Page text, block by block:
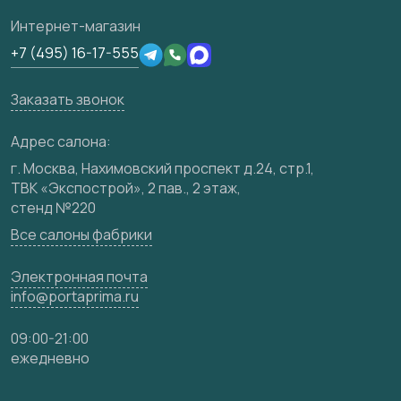
Техническая информация
Юридическая информация
Сертификаты
Производство
Медиацентр
Видео
Карта сайта
Интернет-магазин
+7 (495) 16-17-555
Заказать звонок
Адрес салона:
г. Москва, Нахимовский проспект д.24, стр.1,
ТВК «Экспострой», 2 пав., 2 этаж,
стенд №220
Все салоны фабрики
Электронная почта
info@portaprima.ru
09:00-21:00
ежедневно